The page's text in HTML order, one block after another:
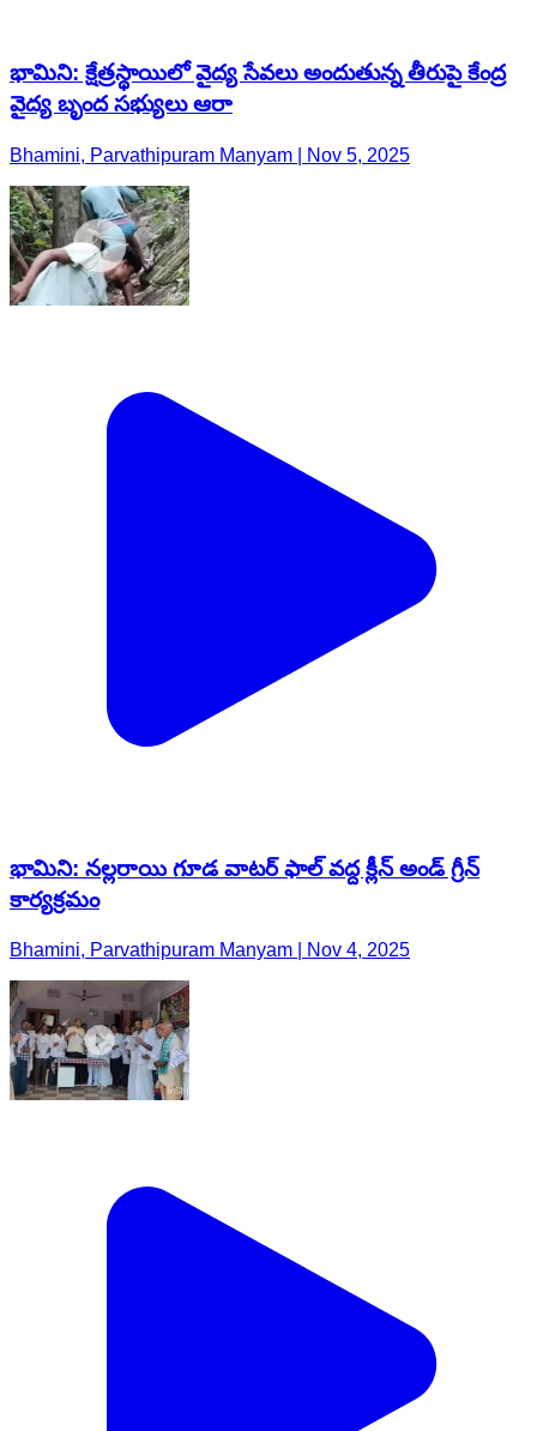
భామిని: క్షేత్రస్థాయిలో వైద్య సేవలు అందుతున్న తీరుపై కేంద్ర
వైద్య బృంద సభ్యులు ఆరా
Bhamini, Parvathipuram Manyam | Nov 5, 2025
భామిని: నల్లరాయి గూడ వాటర్ ఫాల్ వద్ద క్లీన్ అండ్ గ్రీన్
కార్యక్రమం
Bhamini, Parvathipuram Manyam | Nov 4, 2025